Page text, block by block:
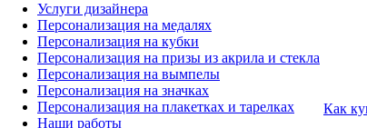
Услуги дизайнера
Персонализация на медалях
Персонализация на кубки
Персонализация на призы из акрила и стекла
Персонализация на вымпелы
Персонализация на значках
Персонализация на плакетках и тарелках
Наши работы
Как